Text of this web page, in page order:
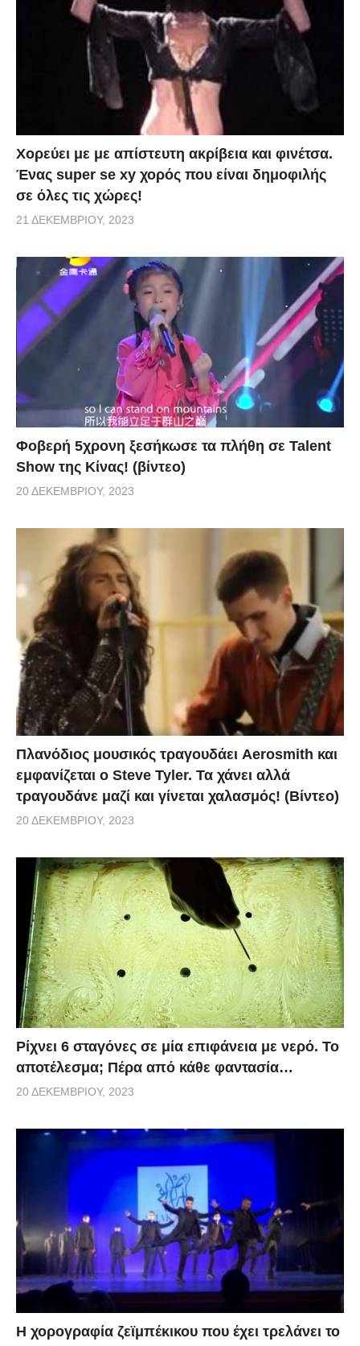
Χορεύει με με απίστευτη ακρίβεια και φινέτσα.
Ένας super se xy χορός που είναι δημοφιλής
σε όλες τις χώρες!
21 ΔΕΚΕΜΒΡΊΟΥ, 2023
Φοβερή 5χρονη ξεσήκωσε τα πλήθη σε Talent
Show της Κίνας! (βίντεο)
20 ΔΕΚΕΜΒΡΊΟΥ, 2023
Πλανόδιος μουσικός τραγουδάει Aerosmith και
εμφανίζεται ο Steve Tyler. Τα χάνει αλλά
τραγουδάνε μαζί και γίνεται χαλασμός! (Βίντεο)
20 ΔΕΚΕΜΒΡΊΟΥ, 2023
Ρίχνει 6 σταγόνες σε μία επιφάνεια με νερό. Το
αποτέλεσμα; Πέρα από κάθε φαντασία…
20 ΔΕΚΕΜΒΡΊΟΥ, 2023
Η χορογραφία ζεϊμπέκικου που έχει τρελάνει το